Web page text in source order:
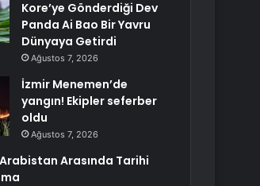
Kore’ye Gönderdiği Dev
Panda Ai Bao Bir Yavru
Dünyaya Getirdi
Ağustos 7, 2026
İzmir Menemen’de
yangın! Ekipler seferber
oldu
Ağustos 7, 2026
Arasında Tarihi